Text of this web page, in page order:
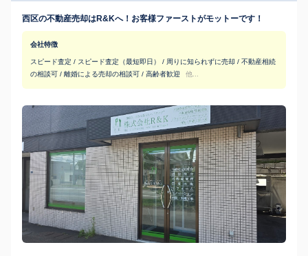
西区の不動産売却はR&Kへ！お客様ファーストがモットーです！
会社特徴
スピード査定 / スピード査定（最短即日） / 周りに知られずに売却 / 不動産相続
の相談可 / 離婚による売却の相談可 / 高齢者歓迎
他...